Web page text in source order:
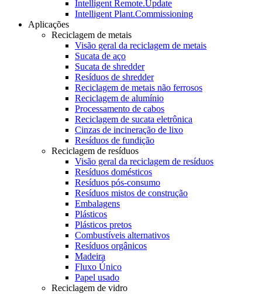
Intelligent Remote.Update
Intelligent Plant.Commissioning
Aplicações
Reciclagem de metais
Visão geral da reciclagem de metais
Sucata de aço
Sucata de shredder
Resíduos de shredder
Reciclagem de metais não ferrosos
Reciclagem de alumínio
Processamento de cabos
Reciclagem de sucata eletrônica
Cinzas de incineração de lixo
Resíduos de fundição
Reciclagem de resíduos
Visão geral da reciclagem de resíduos
Resíduos domésticos
Resíduos pós-consumo
Resíduos mistos de construção
Embalagens
Plásticos
Plásticos pretos
Combustíveis alternativos
Resíduos orgânicos
Madeira
Fluxo Único
Papel usado
Reciclagem de vidro